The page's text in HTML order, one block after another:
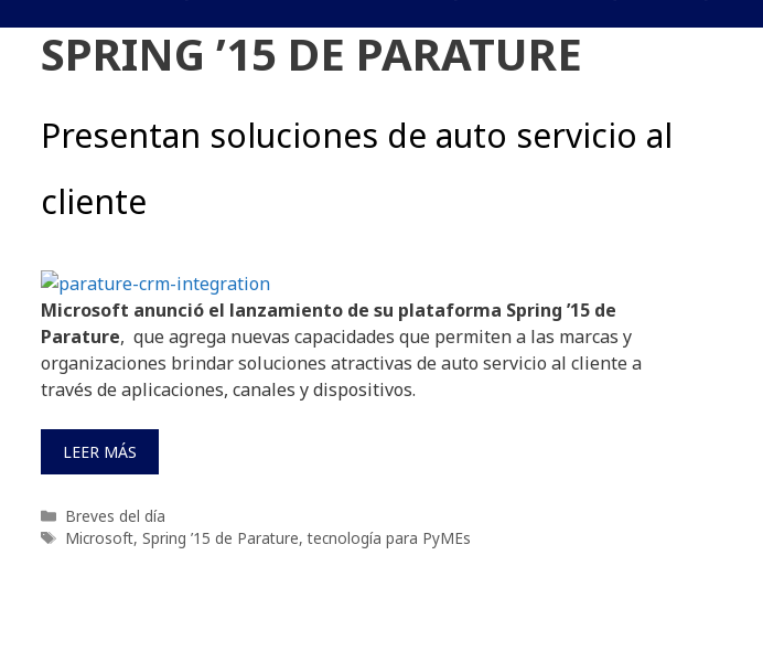
SPRING ’15 DE PARATURE
Presentan soluciones de auto servicio al
cliente
Microsoft anunció el lanzamiento de su plataforma Spring ’15 de
Parature, que agrega nuevas capacidades que permiten a las marcas y
organizaciones brindar soluciones atractivas de auto servicio al cliente a
través de aplicaciones, canales y dispositivos.
LEER MÁS
Categorías
Breves del día
Etiquetas
Microsoft, Spring ’15 de Parature,tecnología para PyMEs